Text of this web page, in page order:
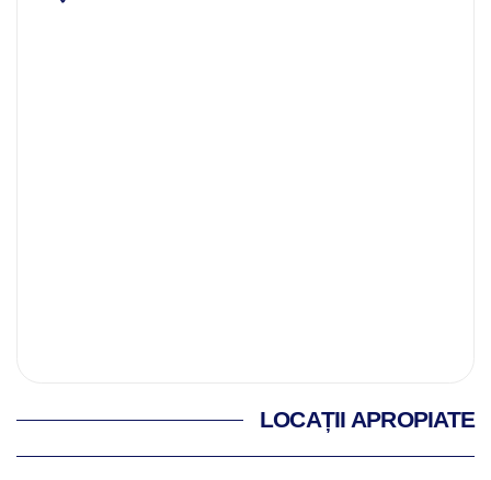
LOCAȚII APROPIATE